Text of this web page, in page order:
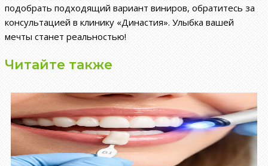
подобрать подходящий вариант виниров, обратитесь за
консультацией в клинику «Династия». Улыбка вашей
мечты станет реальностью!
Читайте также